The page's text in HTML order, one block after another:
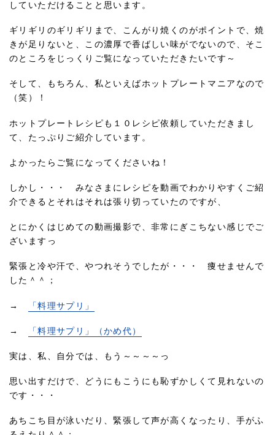
していただけることと思います。
ギリギリのギリギリまで、こんがり焼くのがポイントで、焼
きが足りないと、この濃厚で香ばしい味がでないので、そこ
のところをじっくりご覧になっていただきたいです～
そして、もちろん、私といえばホットプレートマニアなので
（笑）！
ホットプレートレシピも１０レシピ依頼していただきまし
て、たっぷりご紹介しています。
よかったらご覧になってくださいね！
しかし・・・ みなさまにレシピを動画でわかりやすくご紹
介できるとそれはそれは張り切っていたのですが、
とにかくはじめての動画撮影で、非常にぎこちない感じでご
ざいますっ
緊張と冷や汗で、やつれそうでしたが・・・ 痩せませんで
した＾＾；
→ 「料理サプリ」
→ 「料理サプリ」（かめ代）
実は、私、自分では、もう～～～～っ
思い出すだけで、どうにもこうにも恥ずかしくて見れないの
です・・・
あちこち目が泳いだり、緊張して声が高くなったり、手がふ